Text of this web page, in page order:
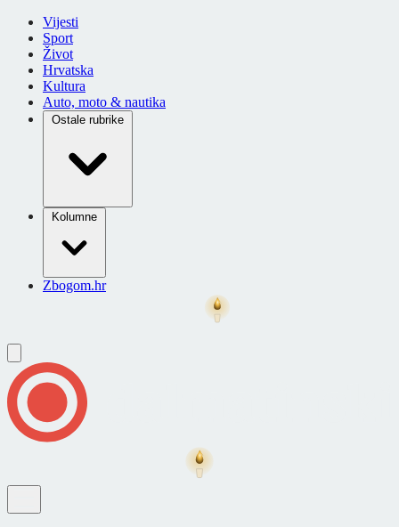
Vijesti
Sport
Život
Hrvatska
Kultura
Auto, moto & nautika
Ostale rubrike
Kolumne
Zbogom.hr